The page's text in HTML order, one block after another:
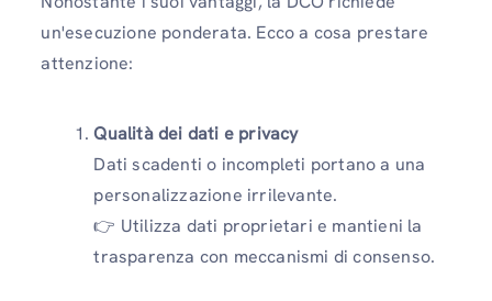
un'esecuzione ponderata. Ecco a cosa prestare
attenzione:
Qualità dei dati e privacy
Dati scadenti o incompleti portano a una
personalizzazione irrilevante.
👉 Utilizza dati proprietari e mantieni la
trasparenza con meccanismi di consenso.